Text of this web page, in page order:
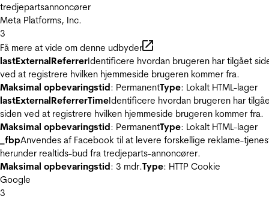
tredjepartsannoncører
Meta Platforms, Inc.
3
Få mere at vide om denne udbyder
lastExternalReferrerIdentificere hvordan brugeren har tilgået
ved at registrere hvilken hjemmeside brugeren kommer fra.
Maksimal opbevaringstid: PermanentType: Lokalt HTML-lager
lastExternalReferrerTimeIdentificere hvordan brugeren har
siden ved at registrere hvilken hjemmeside brugeren kommer fra.
Maksimal opbevaringstid: PermanentType: Lokalt HTML-lager
_fbpAnvendes af Facebook til at levere forskellige reklame-
herunder realtids-bud fra tredjeparts-annoncører.
Maksimal opbevaringstid: 3 mdr.Type: HTTP Cookie
Google
3